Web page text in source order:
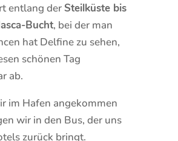
entlang derSteilküste bis
Bucht, bei der man
hat Delfine zu sehen,
schönen Tag
ab.
im Hafen angekommen
wir in den Bus, der uns
zurück bringt.